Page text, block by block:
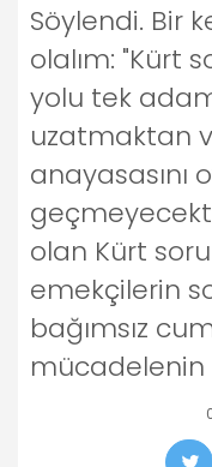
Söylendi. Bir
olalım: "Kürt
yolu tek
uzatmaktan
anayasasını
olan Kürt
emekçilerin
bağımsız
mücadelenin